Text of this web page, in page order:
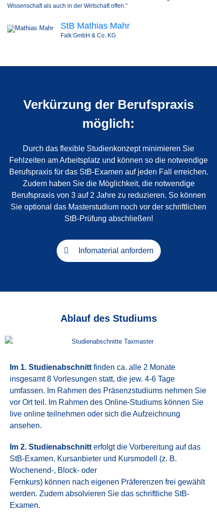
Wissenschaft als auch in der Wirtschaft offen."
StB Mathias Mahr
Falk GmbH & Co. KG​
Verkürzung der Berufspraxis
möglich:
Durch das flexible Studienkonzept minimieren Sie
Fehlzeiten am Arbeitsplatz und können so die notwendige
Berufspraxis für das StB-Examen auf jeden Fall erreichen.
Zudem haben Sie die Möglichkeit, die notwendige
Berufspraxis von 3 auf 2 Jahre zu reduzieren. So können
Sie optional das Masterstudium noch vor der schriftlichen
StB-Prüfung abschließen!
Infomaterial anfordern
Ablauf des Studiums
Im 1. Studienabschnitt finden ca. alle 2 Monate
insgesamt 8 Vorlesungen statt, die jew. 4-6 Tage
umfassen. Im Rahmen des Präsenzstudiums nehmen Sie
vor Ort teil. Im Rahmen des Online-Studiums können Sie
live online teilnehmen oder sich die Aufzeichnung
ansehen.
Im 2. Studienabschnitt erfolgt die Vorbereitung auf das
StB-Examen. Kursanbieter und Kursmodell (z. B.
Wochenend-, Block- oder
Fernkurs) können nach eigenen Präferenzen frei gewählt
werden. Zudem absolvieren Sie das schriftliche StB-
Examen.